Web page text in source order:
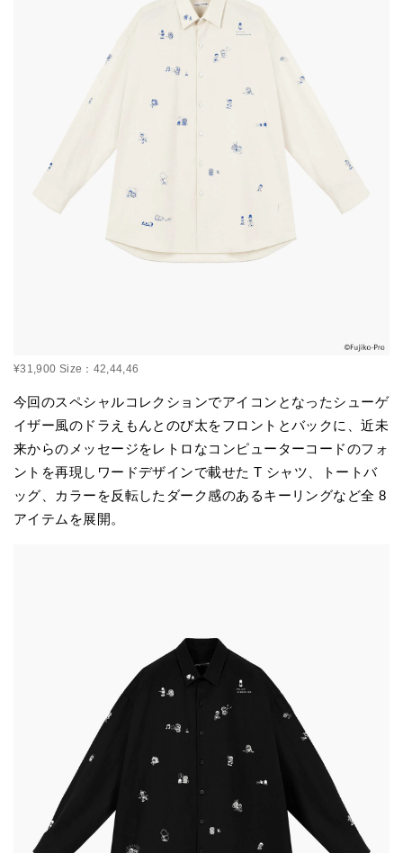
¥31,900 Size：42,44,46
今回のスペシャルコレクションでアイコンとなったシューゲ
イザー風のドラえもんとのび太をフロントとバックに、近未
来からのメッセージをレトロなコンピューターコードのフォ
ントを再現しワードデザインで載せた T シャツ、トートバ
ッグ、カラーを反転したダーク感のあるキーリングなど全 8
アイテムを展開。